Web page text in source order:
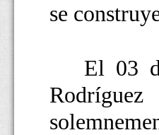
se
El 03 de